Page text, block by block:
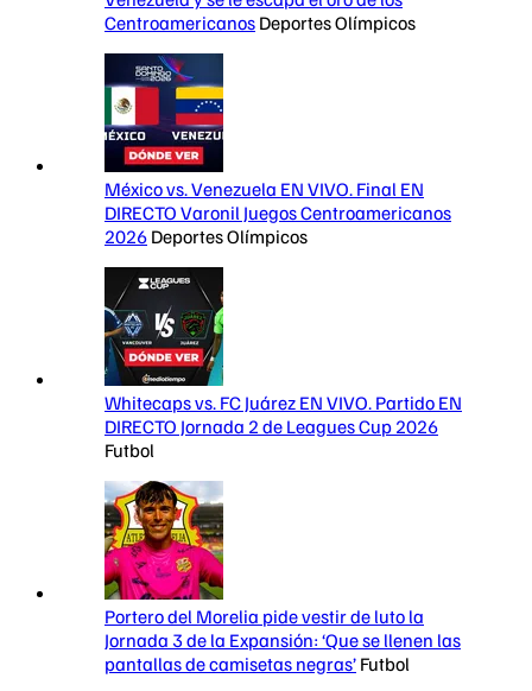
Centroamericanos Deportes Olímpicos
México vs. Venezuela EN VIVO. Final EN
DIRECTO Varonil Juegos Centroamericanos
2026 Deportes Olímpicos
Whitecaps vs. FC Juárez EN VIVO. Partido EN
DIRECTO Jornada 2 de Leagues Cup 2026
Futbol
Portero del Morelia pide vestir de luto la
Jornada 3 de la Expansión: ‘Que se llenen las
pantallas de camisetas negras’ Futbol